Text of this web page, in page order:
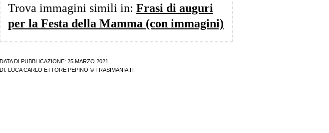
Trova immagini simili in: Frasi di auguri
per la Festa della Mamma (con immagini)
DATA DI PUBBLICAZIONE: 25 MARZO 2021
DI:
LUCA CARLO ETTORE PEPINO © FRASIMANIA.IT